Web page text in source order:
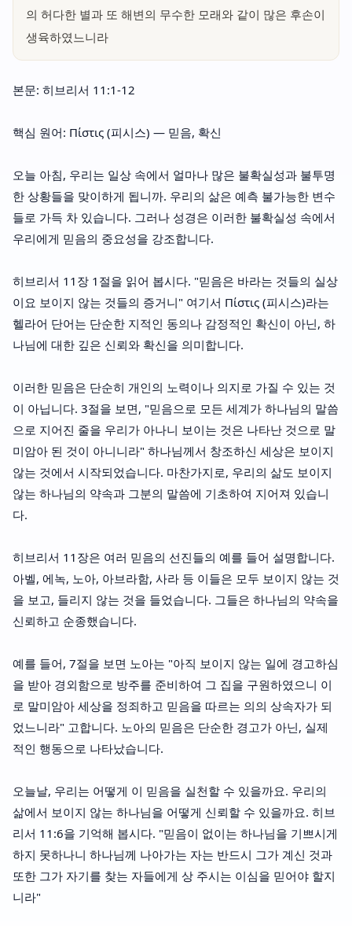
의 허다한 별과 또 해변의 무수한 모래와 같이 많은 후손이
생육하였느니라
본문: 히브리서 11:1-12
핵심 원어: Πίστις (피시스) — 믿음, 확신
오늘 아침, 우리는 일상 속에서 얼마나 많은 불확실성과 불투명
한 상황들을 맞이하게 됩니까. 우리의 삶은 예측 불가능한 변수
들로 가득 차 있습니다. 그러나 성경은 이러한 불확실성 속에서
우리에게 믿음의 중요성을 강조합니다.
히브리서 11장 1절을 읽어 봅시다. "믿음은 바라는 것들의 실상
이요 보이지 않는 것들의 증거니" 여기서 Πίστις (피시스)라는
헬라어 단어는 단순한 지적인 동의나 감정적인 확신이 아닌, 하
나님에 대한 깊은 신뢰와 확신을 의미합니다.
이러한 믿음은 단순히 개인의 노력이나 의지로 가질 수 있는 것
이 아닙니다. 3절을 보면, "믿음으로 모든 세계가 하나님의 말씀
으로 지어진 줄을 우리가 아나니 보이는 것은 나타난 것으로 말
미암아 된 것이 아니니라" 하나님께서 창조하신 세상은 보이지
않는 것에서 시작되었습니다. 마찬가지로, 우리의 삶도 보이지
않는 하나님의 약속과 그분의 말씀에 기초하여 지어져 있습니
다.
히브리서 11장은 여러 믿음의 선진들의 예를 들어 설명합니다.
아벨, 에녹, 노아, 아브라함, 사라 등 이들은 모두 보이지 않는 것
을 보고, 들리지 않는 것을 들었습니다. 그들은 하나님의 약속을
신뢰하고 순종했습니다.
예를 들어, 7절을 보면 노아는 "아직 보이지 않는 일에 경고하심
을 받아 경외함으로 방주를 준비하여 그 집을 구원하였으니 이
로 말미암아 세상을 정죄하고 믿음을 따르는 의의 상속자가 되
었느니라" 고합니다. 노아의 믿음은 단순한 경고가 아닌, 실제
적인 행동으로 나타났습니다.
오늘날, 우리는 어떻게 이 믿음을 실천할 수 있을까요. 우리의
삶에서 보이지 않는 하나님을 어떻게 신뢰할 수 있을까요. 히브
리서 11:6을 기억해 봅시다. "믿음이 없이는 하나님을 기쁘시게
하지 못하나니 하나님께 나아가는 자는 반드시 그가 계신 것과
또한 그가 자기를 찾는 자들에게 상 주시는 이심을 믿어야 할지
니라"